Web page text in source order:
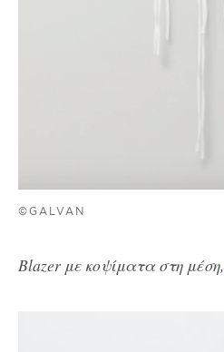
©GALVAN
Blazer με κοψίματα στη μέση,